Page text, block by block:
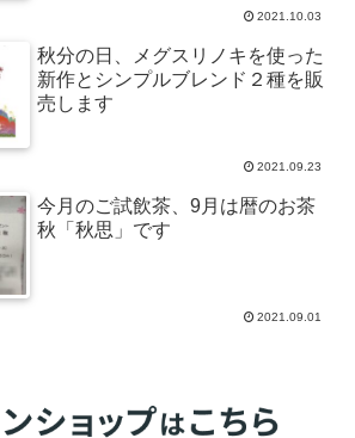
2021.10.03
秋分の日、メグスリノキを使った
新作とシンプルブレンド２種を販
売します
2021.09.23
今月のご試飲茶、9月は暦のお茶
秋「秋思」です
2021.09.01